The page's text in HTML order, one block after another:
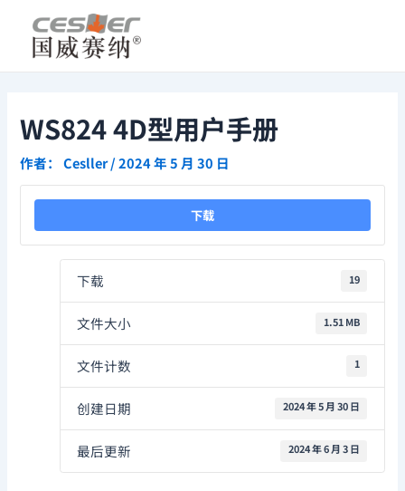
WS824 4D型用户手册
作者： Cesller/2024 年 5 月 30 日
下载
下载 19
文件大小 1.51 MB
文件计数 1
创建日期 2024 年 5 月 30 日
最后更新 2024 年 6 月 3 日
navigation